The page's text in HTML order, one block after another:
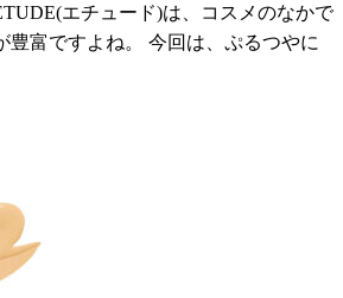
エチュード)は、コスメのなかで
豊富ですよね。 今回は、ぷるつやに